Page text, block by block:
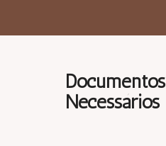
Documentos
Necessários